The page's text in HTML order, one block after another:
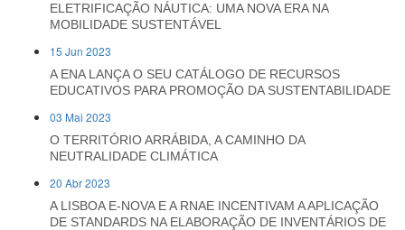
ELETRIFICAÇÃO NÁUTICA: UMA NOVA ERA NA
MOBILIDADE SUSTENTÁVEL
15 Jun 2023
A ENA LANÇA O SEU CATÁLOGO DE RECURSOS
EDUCATIVOS PARA PROMOÇÃO DA SUSTENTABILIDADE
03 Mai 2023
O TERRITÓRIO ARRÁBIDA, A CAMINHO DA
NEUTRALIDADE CLIMÁTICA
20 Abr 2023
A LISBOA E-NOVA E A RNAE INCENTIVAM A APLICAÇÃO
DE STANDARDS NA ELABORAÇÃO DE INVENTÁRIOS DE